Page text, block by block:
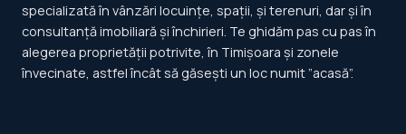
specializată în vânzări locuințe, spații, și terenuri, dar și în
consultanță imobiliară și închirieri. Te ghidăm pas cu pas în
alegerea proprietății potrivite, în Timișoara și zonele
învecinate, astfel încât să găsești un loc numit ”acasă”.